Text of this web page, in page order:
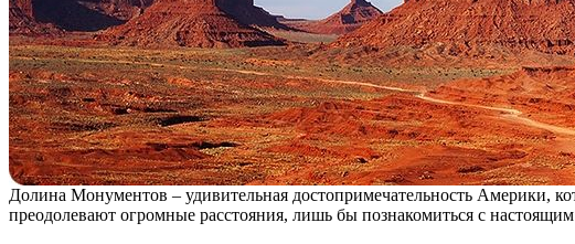
Долина Монументов – удивительная достопримечательность Америки,
преодолевают огромные расстояния, лишь бы познакомиться с